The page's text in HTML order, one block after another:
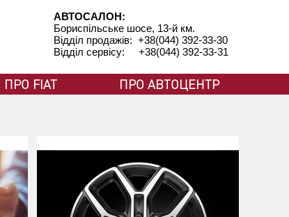
АВТОСАЛОН:
Бориспільське шосе, 13-й км.
Відділ продажів: +38(044) 392-33-30
Відділ сервісу: +38(044) 392-33-31
ПРО FIAT ПРО АВТОЦЕНТР